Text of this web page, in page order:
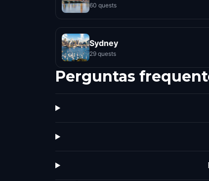
60 quests
Sydney
29 quests
Perguntas